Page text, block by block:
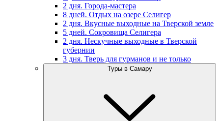
2 дня. Города-мастера
8 дней. Отдых на озере Селигер
2 дня. Вкусные выходные на Тверской земле
5 дней. Сокровища Селигера
2 дня. Нескучные выходные в Тверской
губернии
3 дня. Тверь для гурманов и не только
Туры в Самару